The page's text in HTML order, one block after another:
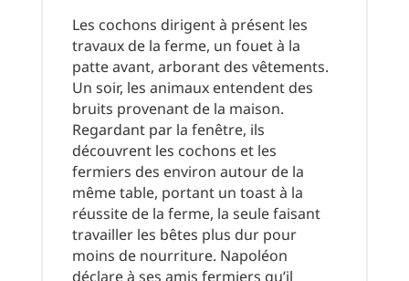
Les cochons dirigent à présent les
travaux de la ferme, un fouet à la
patte avant, arborant des vêtements.
Un soir, les animaux entendent des
bruits provenant de la maison.
Regardant par la fenêtre, ils
découvrent les cochons et les
fermiers des environ autour de la
même table, portant un toast à la
réussite de la ferme, la seule faisant
travailler les bêtes plus dur pour
moins de nourriture. Napoléon
déclare à ses amis fermiers qu’il